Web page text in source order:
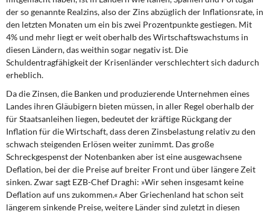
der so genannte Realzins, also der Zins abzüglich der Inflationsrate, in
den letzten Monaten um ein bis zwei Prozentpunkte gestiegen. Mit
4% und mehr liegt er weit oberhalb des Wirtschaftswachstums in
diesen Ländern, das weithin sogar negativ ist. Die
Schuldentragfähigkeit der Krisenländer verschlechtert sich dadurch
erheblich.
Da die Zinsen, die Banken und produzierende Unternehmen eines
Landes ihren Gläubigern bieten müssen, in aller Regel oberhalb der
für Staatsanleihen liegen, bedeutet der kräftige Rückgang der
Inflation für die Wirtschaft, dass deren Zinsbelastung relativ zu den
schwach steigenden Erlösen weiter zunimmt. Das große
Schreckgespenst der Notenbanken aber ist eine ausgewachsene
Deflation, bei der die Preise auf breiter Front und über längere Zeit
sinken. Zwar sagt EZB-Chef Draghi: »Wir sehen insgesamt keine
Deflation auf uns zukommen.« Aber Griechenland hat schon seit
längerem sinkende Preise, weitere Länder sind zuletzt in diesen